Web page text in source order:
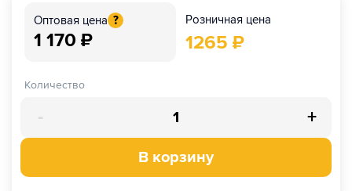
Оптовая цена ?
1 170 ₽
Розничная цена
1265 ₽
Количество
- +
В корзину